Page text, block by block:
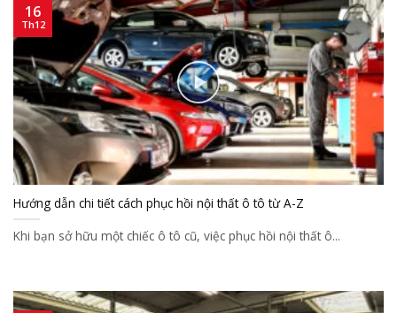
Hướng dẫn chi tiết cách phục hồi nội thất ô tô từ A-Z
Khi bạn sở hữu một chiếc ô tô cũ, việc phục hồi nội thất ô...
16
Th12